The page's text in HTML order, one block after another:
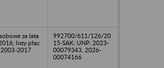
za lata
listy płac
2003-2017
992700/611/126/20
15-SAK; UNP: 2023-
00079343, 2026-
00074166